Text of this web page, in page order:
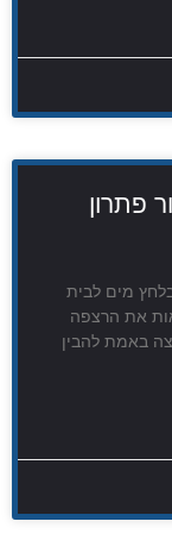
פתרון
מים לבית
את הרצפה
באמת להבין